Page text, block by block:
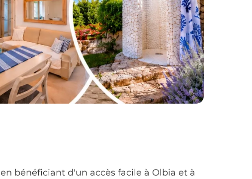
bénéficiant d'un accès facile à Olbia et à